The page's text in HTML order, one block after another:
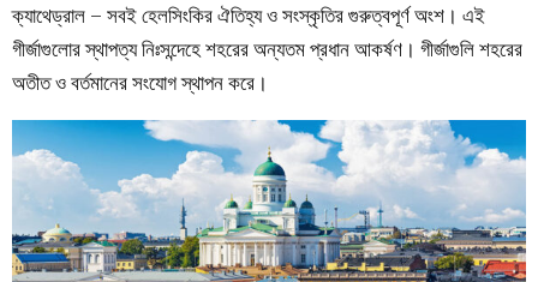
ক্যাথেড্রাল – সবই হেলসিংকির ঐতিহ্য ও সংস্কৃতির গুরুত্বপূর্ণ অংশ। এই
গীর্জাগুলোর স্থাপত্য নিঃসন্দেহে শহরের অন্যতম প্রধান আকর্ষণ। গীর্জাগুলি শহরের
অতীত ও বর্তমানের সংযোগ স্থাপন করে।